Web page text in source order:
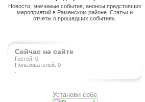
Новости, значимые события, анонсы предстоящих
мероприятий в Раменском районе. Статьи и
отчеты о прошедших событиях.
Сейчас на сайте
Гостей: 0
Пользователей: 0
Установи себе